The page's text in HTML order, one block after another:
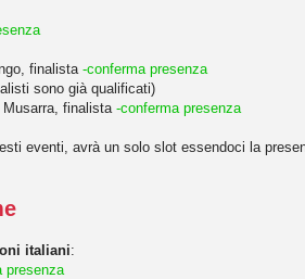
finalista-conferma presenza
sono già qualificati)
Musarra, finalista-conferma presenza
eventi, avrà un solo slot essendoci la
italiani:
presenza